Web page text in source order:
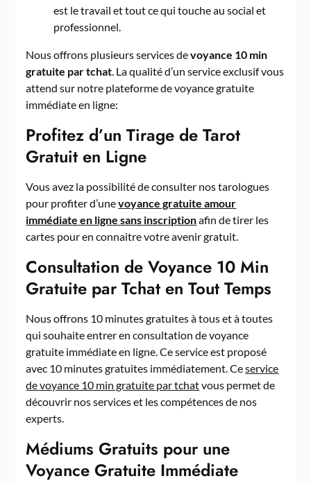
est le travail et tout ce qui touche au social et
professionnel.
Nous offrons plusieurs services devoyance 10 min
gratuite par tchat. La qualité d’un service exclusif vous
attend sur notre plateforme de voyance gratuite
immédiate en ligne:
Profitez d’un Tirage de Tarot
Gratuit en Ligne
Vous avez la possibilité de consulter nos tarologues
pour profiter d’unevoyance gratuite amour
immédiate en ligne sans inscriptionafin de tirer les
cartes pour en connaitre votre avenir gratuit.
Consultation de Voyance 10 Min
Gratuite par Tchat en Tout Temps
Nous offrons 10 minutes gratuites à tous et à toutes
qui souhaite entrer en consultation de voyance
gratuite immédiate en ligne. Ce service est proposé
avec 10 minutes gratuites immédiatement. Ceservice
de voyance 10 min gratuite par tchatvous permet de
découvrir nos services et les compétences de nos
experts.
Médiums Gratuits pour une
Voyance Gratuite Immédiate